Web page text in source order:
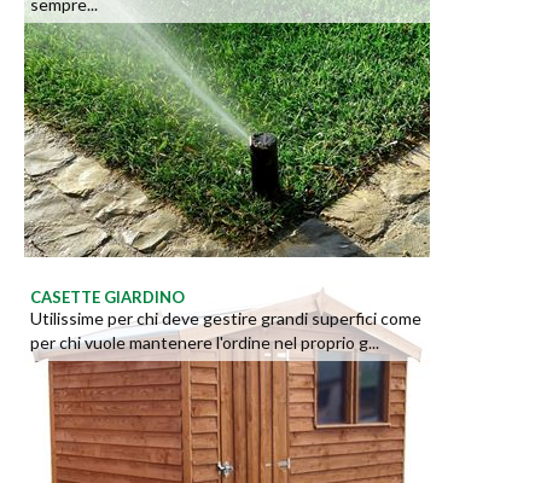
CASETTE GIARDINO
Utilissime per chi deve gestire grandi superfici come
per chi vuole mantenere l'ordine nel proprio g...